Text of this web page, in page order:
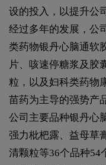
设的投入，以提升公
经过多年的发展，公
类药物银丹心脑通软
片、咳速停糖浆及胶
粒，以及妇科类药物
苗药为主导的强势产
公司主要品种银丹心
强力枇杷露、益母草
清颗粒等36个品种54